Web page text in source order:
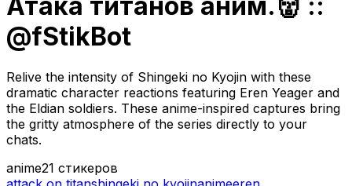
Атака титанов аним.👹 ::
@fStikBot
Relive the intensity of Shingeki no Kyojin with these
dramatic character reactions featuring Eren Yeager and
the Eldian soldiers. These anime-inspired captures bring
the gritty atmosphere of the series directly to your
chats.
anime21 стикеров